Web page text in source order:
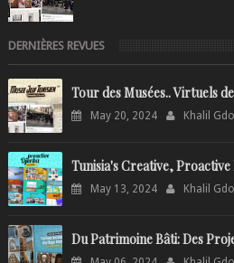
DERNIÈRES REVUES
Tour des Musées.. Virtuels
May 20, 2024 Khalil
Tunisia's Creative, Proactive
May 13, 2024 Khalil
Du Patrimoine Bâti: Des